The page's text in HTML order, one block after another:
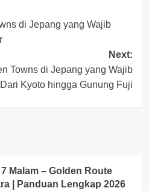
di Jepang yang Wajib
Next:
Towns di Jepang yang Wajib
Kyoto hingga Gunung Fuji
Malam – Golden Route
| Panduan Lengkap 2026